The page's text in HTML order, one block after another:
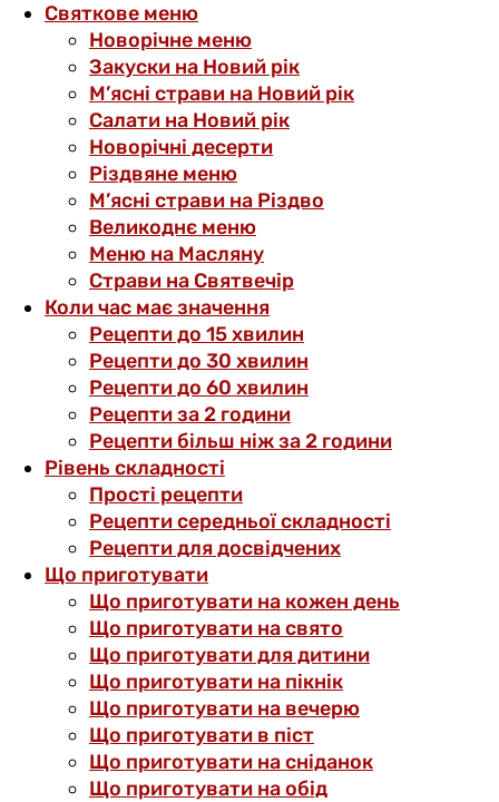
Святкове меню
Новорічне меню
Закуски на Новий рік
М’ясні страви на Новий рік
Салати на Новий рік
Новорічні десерти
Різдвяне меню
М’ясні страви на Різдво
Великоднє меню
Меню на Масляну
Страви на Святвечір
Коли час має значення
Рецепти до 15 хвилин
Рецепти до 30 хвилин
Рецепти до 60 хвилин
Рецепти за 2 години
Рецепти більш ніж за 2 години
Рівень складності
Прості рецепти
Рецепти середньої складності
Рецепти для досвідчених
Що приготувати
Що приготувати на кожен день
Що приготувати на свято
Що приготувати для дитини
Що приготувати на пікнік
Що приготувати на вечерю
Що приготувати в піст
Що приготувати на сніданок
Що приготувати на обід